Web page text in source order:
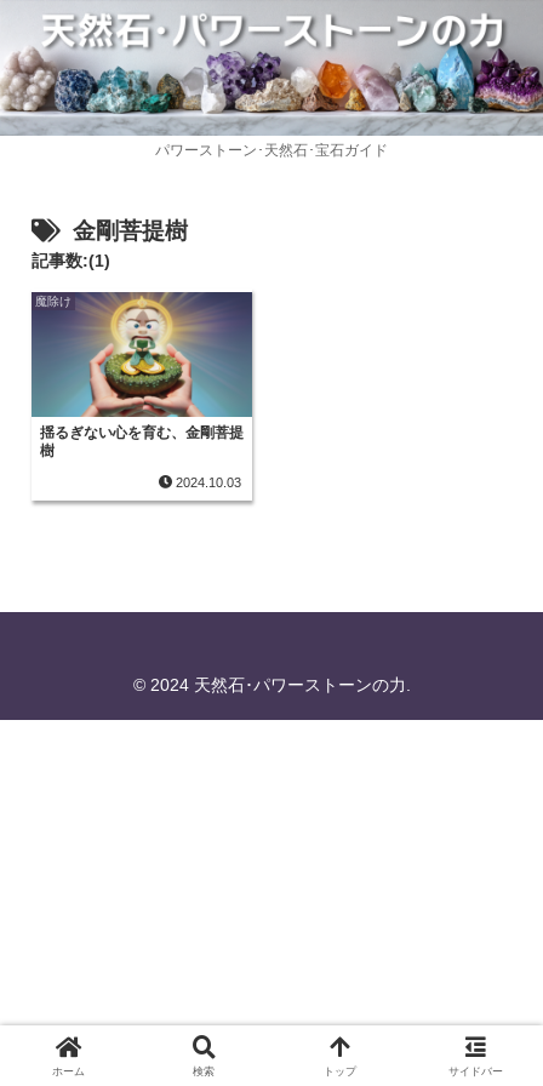
パワーストーン･天然石･宝石ガイド
金剛菩提樹
記事数:(1)
魔除け
揺るぎない心を育む、金剛菩提
樹
2024.10.03
© 2024 天然石･パワーストーンの力.
ホーム 検索 トップ サイドバー